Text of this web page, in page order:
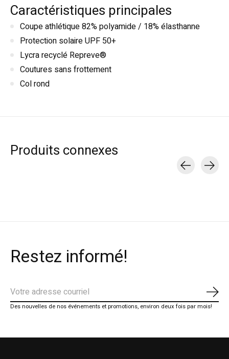
Caractéristiques principales
Coupe athlétique 82% polyamide / 18% élasthanne
Protection solaire UPF 50+
Lycra recyclé Repreve®
Coutures sans frottement
Col rond
Produits connexes
Restez informé!
Des nouvelles de nos événements et promotions, environ deux fois par mois!